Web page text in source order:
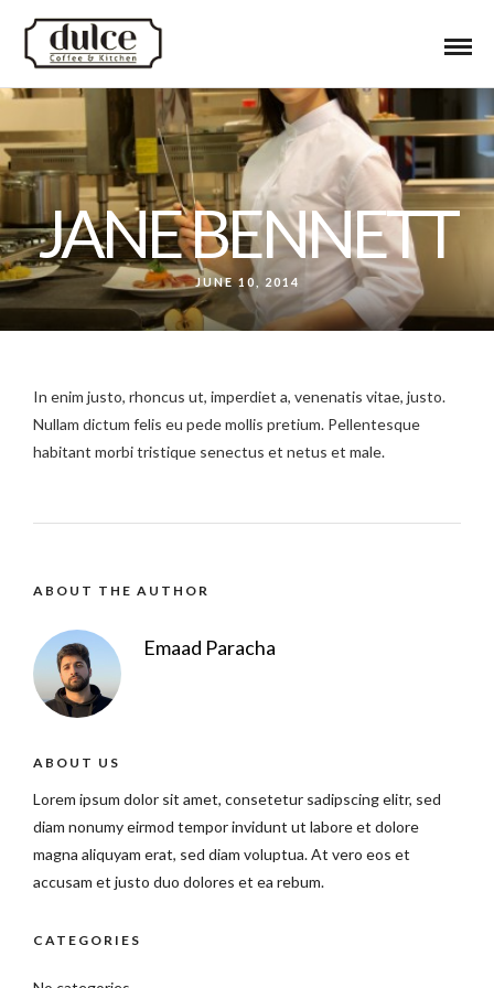
JANE BENNETT
JUNE 10, 2014
In enim justo, rhoncus ut, imperdiet a, venenatis vitae, justo.
Nullam dictum felis eu pede mollis pretium. Pellentesque
habitant morbi tristique senectus et netus et male.
ABOUT THE AUTHOR
Emaad Paracha
ABOUT US
Lorem ipsum dolor sit amet, consetetur sadipscing elitr, sed
diam nonumy eirmod tempor invidunt ut labore et dolore
magna aliquyam erat, sed diam voluptua. At vero eos et
accusam et justo duo dolores et ea rebum.
CATEGORIES